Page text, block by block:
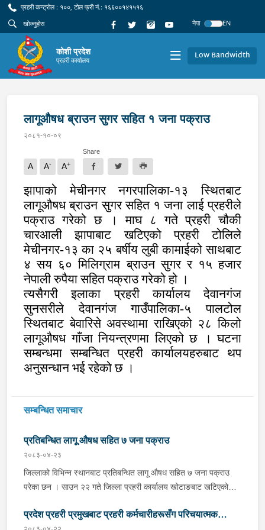
प्रहरी कन्ट्रोल : १००, टोल फ्री नं.: १६६००१४१५१६
नेपा
EN
कोशी प्रदेश
प्रहरी कार्यालय Low Bandwidth
लागूऔषध ब्राउन सुगर सहित १ जना पक्राउ
२०८१-१०-०९
A A- A+
Share
झापाको मेचीनगर नगरपालिका-१३ स्थितबाट
लागूऔषध ब्राउन सुगर सहित १ जना लाई प्रहरीले
पक्राउ गरेको छ । माघ ८ गते प्रहरी चौकी
चारआली झापाबाट खटिएको प्रहरी टोलिले
मेचीनगर-१३ का २५ बर्षीय लुबी कामाईको साथबाट
४ सय ६० मिलिग्राम ब्राउन सुगर र १५ हजार
नेपाली रुपैया सहित पक्राउ गरेको हो ।
त्यसैगरी इलाका प्रहरी कार्यालय देवानगंज
सुनसरीले देवानगंज गाउँपालिका-५ पालटोल
स्थितबाट बेवारिसे अवस्थामा राखिएको २८ किलो
लागूऔषध गाँजा नियन्त्रणमा लिएको छ । घटना
सम्बन्धमा सम्बन्धित प्रहरी कार्यालयहरुबाट थप
अनुसन्धान भई रहेको छ ।
सम्बन्धित समाचार
प्रतिबन्धित लागू औषध सहित ७ जना पक्राउ
२०८३-०४-२३
जिल्लाको विभिन्न स्थानबाट प्रतिबन्धित लागू औषध सहित ७ जना पक्राउ
परेका छन । साउन २२ गते जिल्ला प्रहरी कार्यालय खोटाङबाट खटिएको
स्थित मध्यपहाडी लोकमार्गको जंगलमा शंकास्पद अवस्थामा रोकिराखेको
प्रदेश प्रहरी प्रमुखबाट प्रहरी कर्मचारीहरूसँग परिचयात्मक